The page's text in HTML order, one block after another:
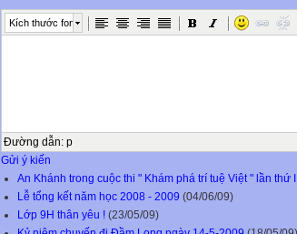
Kích thước font
Đường dẫn: p
Gửi ý kiến
An Khánh trong cuộc thi " Khám phá trí tuệ Việt " lần thứ I
Lễ tổng kết năm học 2008 - 2009 (04/06/09)
Lớp 9H thân yêu ! (23/05/09)